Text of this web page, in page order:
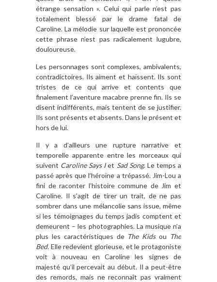
étrange sensation ». Celui qui parle n’est pas
totalement blessé par le drame fatal de
Caroline. La mélodie sur laquelle est prononcée
cette phrase n’est pas radicalement lugubre,
douloureuse.
Les personnages sont complexes, ambivalents,
contradictoires. Ils aiment et haïssent. Ils sont
tristes de ce qui arrive et contents que
finalement l’aventure macabre prenne fin. Ils se
disent indifférents, mais tentent de se justifier.
Ils sont présents et absents. Dans le présent et
hors de lui.
Il y a d’ailleurs une rupture narrative et
temporelle apparente entre les morceaux qui
suivent Caroline Says Iet Sad Song. Le temps a
passé après que l’héroïne a trépassé. Jim-Lou a
fini de raconter l’histoire commune de Jim et
Caroline. Il s’agit de tirer un trait, de ne pas
sombrer dans une mélancolie sans issue, même
si les témoignages du temps jadis comptent et
demeurent – les photographies. La musique n’a
plus les caractéristiques de The Kidsou The
Bed. Elle redevient glorieuse, et le protagoniste
voit à nouveau en Caroline les signes de
majesté qu’il percevait au début. Il a peut-être
des remords, mais ne reconnaît pas vraiment